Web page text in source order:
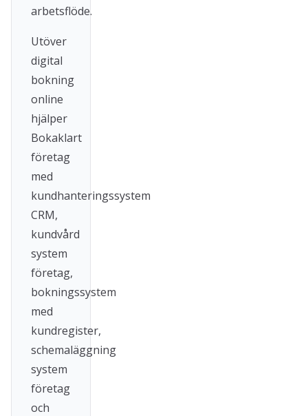
arbetsflöde.
Utöver
digital
bokning
online
hjälper
Bokaklart
företag
med
kundhanteringssystem
CRM,
kundvård
system
företag,
bokningssystem
med
kundregister,
schemaläggning
system
företag
och